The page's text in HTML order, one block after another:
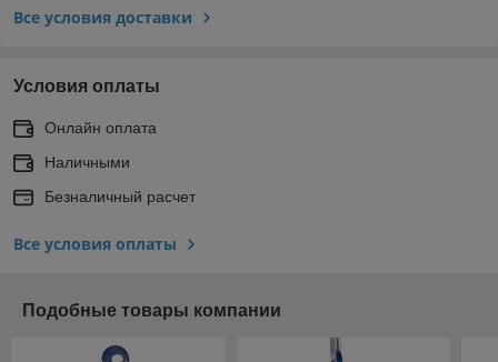
Все условия доставки
Условия оплаты
Онлайн оплата
Наличными
Безналичный расчет
Все условия оплаты
Подобные товары компании